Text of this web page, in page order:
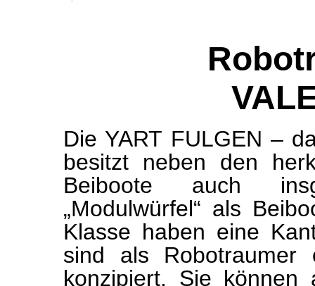
Die YART FULGEN –
besitzt neben den
Beiboote auch
„Modulwürfel“ als
Klasse haben eine
sind als Robotraumer
konzipiert. Sie